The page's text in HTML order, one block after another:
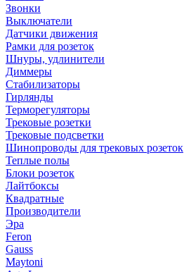
Звонки
Выключатели
Датчики движения
Рамки для розеток
Шнуры, удлинители
Диммеры
Стабилизаторы
Гирлянды
Терморегуляторы
Трековые розетки
Трековые подсветки
Шинопроводы для трековых розеток
Теплые полы
Блоки розеток
Лайтбоксы
Квадратные
Производители
Эра
Feron
Gauss
Maytoni